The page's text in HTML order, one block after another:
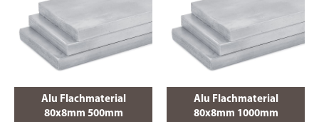
Alu Flachmaterial
80x8mm 500mm
Alu Flachmaterial
80x8mm 1000mm